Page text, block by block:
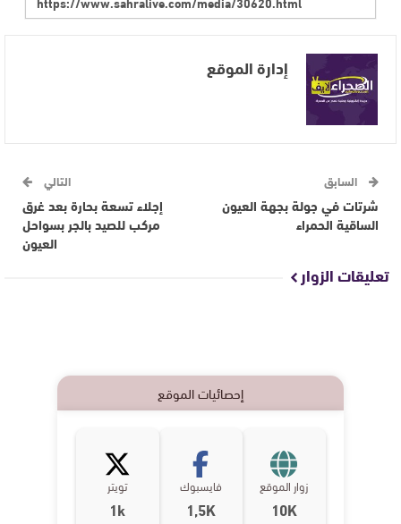
إدارة الموقع
السابق
شرتات في جولة بجهة العيون
الساقية الحمراء
التالي
إجلاء تسعة بحارة بعد غرق
مركب للصيد بالجر بسواحل
العيون
تعليقات الزوار
إحصائيات الموقع
زوار الموقع
10K
فايسبوك
1,5K
تويتر
1k